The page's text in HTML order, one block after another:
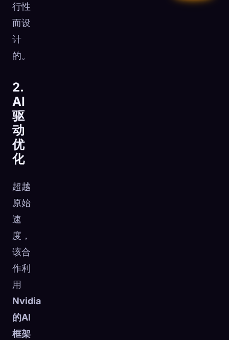
行性
而设
计
的。
2.
AI
驱
动
优
化
超越
原始
速
度，
该合
作利
用
Nvidia
的AI
框架